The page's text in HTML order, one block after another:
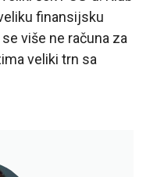
finansijsku
više ne računa za
veliki trn sa